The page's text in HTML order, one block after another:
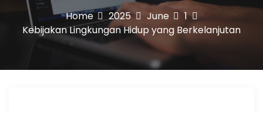
Home 2025 June
1
Kebijakan Lingkungan Hidup yang Berkelanjutan